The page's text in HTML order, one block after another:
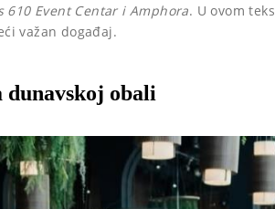
610 Event Centar i Amphora. U ovom
važan događaj.
dunavskoj obali